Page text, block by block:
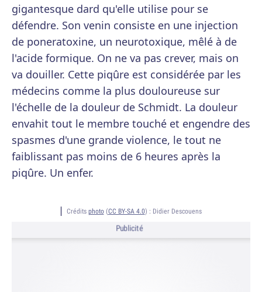
gigantesque dard qu'elle utilise pour se
défendre. Son venin consiste en une injection
de poneratoxine, un neurotoxique, mêlé à de
l'acide formique. On ne va pas crever, mais on
va douiller. Cette piqûre est considérée par les
médecins comme la plus douloureuse sur
l'échelle de la douleur de Schmidt. La douleur
envahit tout le membre touché et engendre des
spasmes d'une grande violence, le tout ne
faiblissant pas moins de 6 heures après la
piqûre. Un enfer.
Crédits photo(CC BY-SA 4.0) : Didier Descouens
Publicité